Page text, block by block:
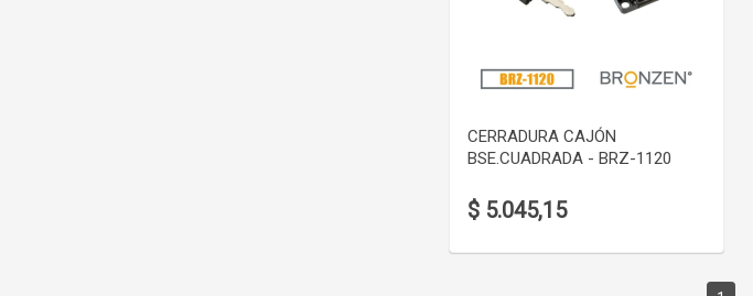
CERRADURA CAJÓN
BSE.CUADRADA - BRZ-1120
$ 5.045,15